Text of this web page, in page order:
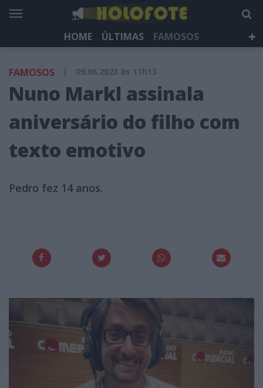
HOME ÚLTIMAS
FAMOSOS
HOLOFOTE TV
NEWSLETTER
FAMOSOS | 09.06.2023 às 11h13
Nuno Markl assinala
aniversário do filho com
texto emotivo
Pedro fez 14 anos.